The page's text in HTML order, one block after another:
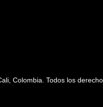
Colombia. Todos los